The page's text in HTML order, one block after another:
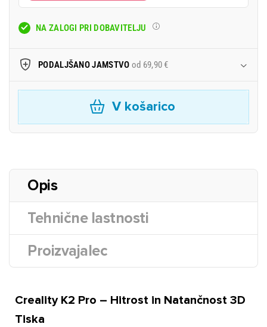
NA ZALOGI PRI DOBAVITELJU
PODALJŠANO JAMSTVO od 69,90 €
V košarico
Opis
Tehnične lastnosti
Proizvajalec
Creality K2 Pro – Hitrost in Natančnost 3D
Tiska